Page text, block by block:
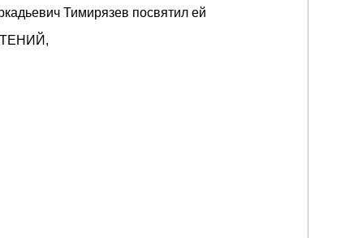
Тимирязев посвятил ей